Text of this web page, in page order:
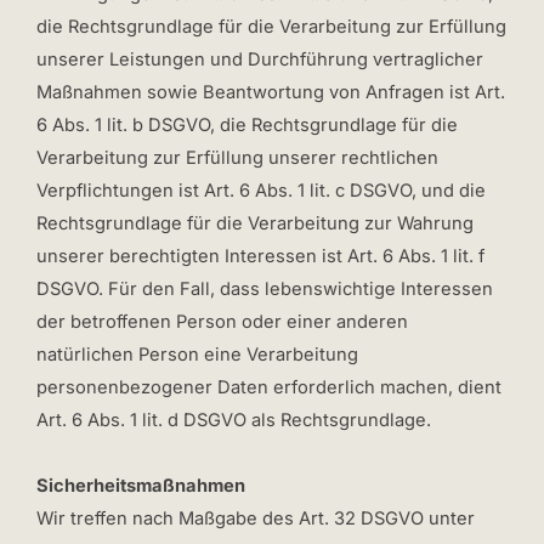
die Rechtsgrundlage für die Verarbeitung zur Erfüllung
unserer Leistungen und Durchführung vertraglicher
Maßnahmen sowie Beantwortung von Anfragen ist Art.
6 Abs. 1 lit. b DSGVO, die Rechtsgrundlage für die
Verarbeitung zur Erfüllung unserer rechtlichen
Verpflichtungen ist Art. 6 Abs. 1 lit. c DSGVO, und die
Rechtsgrundlage für die Verarbeitung zur Wahrung
unserer berechtigten Interessen ist Art. 6 Abs. 1 lit. f
DSGVO. Für den Fall, dass lebenswichtige Interessen
der betroffenen Person oder einer anderen
natürlichen Person eine Verarbeitung
personenbezogener Daten erforderlich machen, dient
Art. 6 Abs. 1 lit. d DSGVO als Rechtsgrundlage.
Sicherheitsmaßnahmen
Wir treffen nach Maßgabe des Art. 32 DSGVO unter